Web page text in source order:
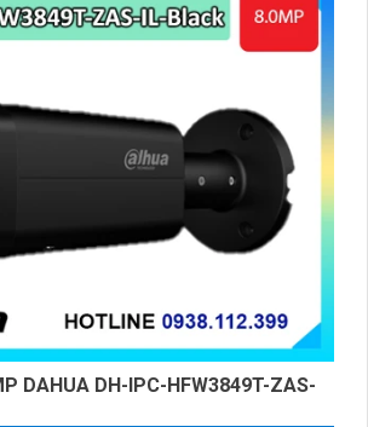
tin cậy để bảo vệ ngôi nhà và
bạn."
DAHUA DH-IPC-HFW3849T-ZAS-